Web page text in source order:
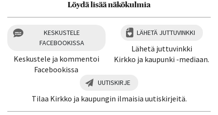
Löydä lisää näkökulmia
KESKUSTELE
FACEBOOKISSA
Keskustele ja kommentoi
Facebookissa
LÄHETÄ JUTTUVINKKI
Lähetä juttuvinkki
Kirkko ja kaupunki -mediaan.
UUTISKIRJE
Tilaa Kirkko ja kaupungin ilmaisia uutiskirjeitä.